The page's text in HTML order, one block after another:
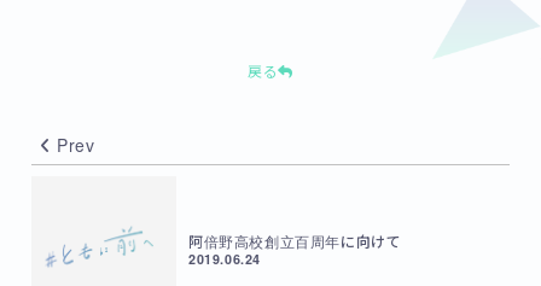
戻る
Prev
阿倍野高校創立百周年に向けて
2019.06.24